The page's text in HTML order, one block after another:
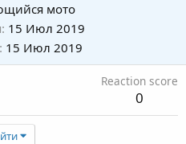
мото
15 Июл 2019
15 Июл 2019
Reaction score
0